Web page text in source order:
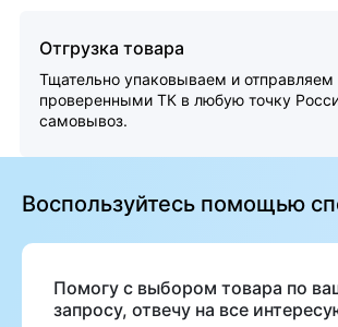
Отгрузка товара
Тщательно упаковываем и отправляем
проверенными ТК в любую точку
самовывоз.
Воспользуйтесь помощью
Помогу с выбором товара по
запросу, отвечу на все